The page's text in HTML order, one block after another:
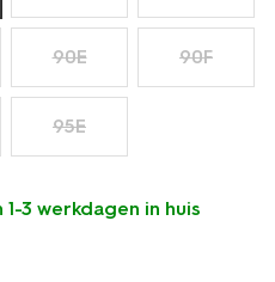
90E 90F
95E
3 werkdagen in huis